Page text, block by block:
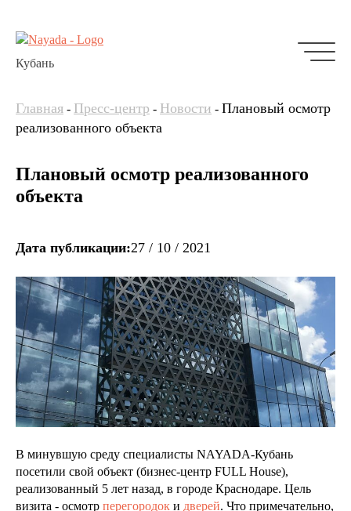
Кубань
Главная - Пресс-центр - Новости - Плановый осмотр
реализованного объекта
Плановый осмотр реализованного
объекта
Дата публикации:27 / 10 / 2021
В минувшую среду специалисты NAYADA-Кубань
посетили свой объект (бизнес-центр FULL House),
реализованный 5 лет назад, в городе Краснодаре. Цель
визита - осмотр перегородок и дверей. Что примечательно,